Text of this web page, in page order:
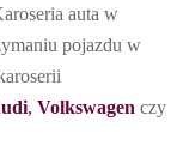
auta w
pojazdu w
, Volkswagen czy